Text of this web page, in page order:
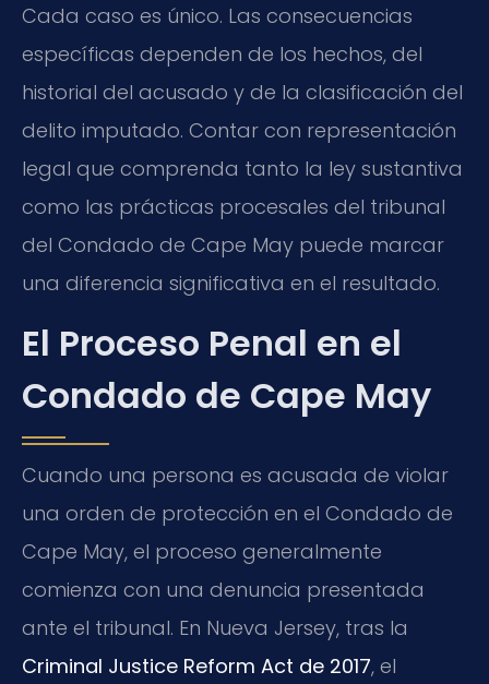
Cada caso es único. Las consecuencias
específicas dependen de los hechos, del
historial del acusado y de la clasificación del
delito imputado. Contar con representación
legal que comprenda tanto la ley sustantiva
como las prácticas procesales del tribunal
del Condado de Cape May puede marcar
una diferencia significativa en el resultado.
El Proceso Penal en el
Condado de Cape May
Cuando una persona es acusada de violar
una orden de protección en el Condado de
Cape May, el proceso generalmente
comienza con una denuncia presentada
ante el tribunal. En Nueva Jersey, tras la
Criminal Justice Reform Act de 2017, el